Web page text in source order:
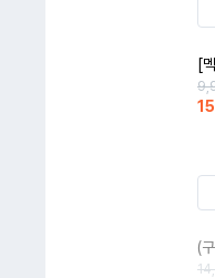
[
15
(